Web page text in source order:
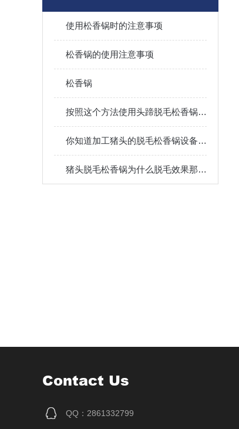
使用松香锅时的注意事项
松香锅的使用注意事项
松香锅
按照这个方法使用头蹄脱毛松香锅能够让你事半功倍
你知道加工猪头的脱毛松香锅设备都有哪些配置和优点吗
猪头脱毛松香锅为什么脱毛效果那么好？你看它的配置有多好就知道了
Contact Us
QQ：2861332799